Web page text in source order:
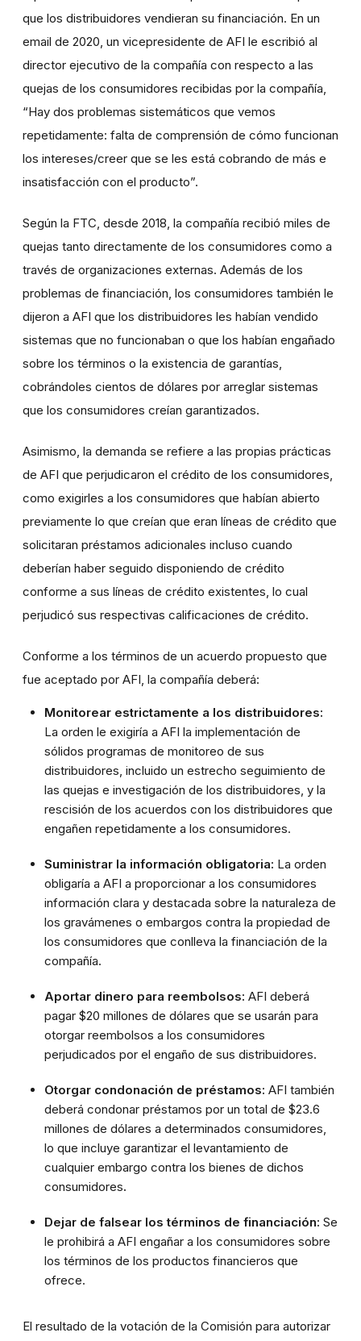
que los distribuidores vendieran su financiación. En un
email de 2020, un vicepresidente de AFI le escribió al
director ejecutivo de la compañía con respecto a las
quejas de los consumidores recibidas por la compañía,
“Hay dos problemas sistemáticos que vemos
repetidamente: falta de comprensión de cómo funcionan
los intereses/creer que se les está cobrando de más e
insatisfacción con el producto”.
Según la FTC, desde 2018, la compañía recibió miles de
quejas tanto directamente de los consumidores como a
través de organizaciones externas. Además de los
problemas de financiación, los consumidores también le
dijeron a AFI que los distribuidores les habían vendido
sistemas que no funcionaban o que los habían engañado
sobre los términos o la existencia de garantías,
cobrándoles cientos de dólares por arreglar sistemas
que los consumidores creían garantizados.
Asimismo, la demanda se refiere a las propias prácticas
de AFI que perjudicaron el crédito de los consumidores,
como exigirles a los consumidores que habían abierto
previamente lo que creían que eran líneas de crédito que
solicitaran préstamos adicionales incluso cuando
deberían haber seguido disponiendo de crédito
conforme a sus líneas de crédito existentes, lo cual
perjudicó sus respectivas calificaciones de crédito.
Conforme a los términos de un acuerdo propuesto que
fue aceptado por AFI, la compañía deberá:
Monitorear estrictamente a los distribuidores:
La orden le exigiría a AFI la implementación de
sólidos programas de monitoreo de sus
distribuidores, incluido un estrecho seguimiento de
las quejas e investigación de los distribuidores, y la
rescisión de los acuerdos con los distribuidores que
engañen repetidamente a los consumidores.
Suministrar la información obligatoria: La orden
obligaría a AFI a proporcionar a los consumidores
información clara y destacada sobre la naturaleza de
los gravámenes o embargos contra la propiedad de
los consumidores que conlleva la financiación de la
compañía.
Aportar dinero para reembolsos: AFI deberá
pagar $20 millones de dólares que se usarán para
otorgar reembolsos a los consumidores
perjudicados por el engaño de sus distribuidores.
Otorgar condonación de préstamos: AFI también
deberá condonar préstamos por un total de $23.6
millones de dólares a determinados consumidores,
lo que incluye garantizar el levantamiento de
cualquier embargo contra los bienes de dichos
consumidores.
Dejar de falsear los términos de financiación: Se
le prohibirá a AFI engañar a los consumidores sobre
los términos de los productos financieros que
ofrece.
El resultado de la votación de la Comisión para autorizar